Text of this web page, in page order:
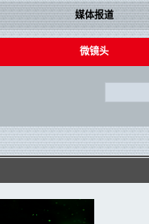
媒体报道
微镜头